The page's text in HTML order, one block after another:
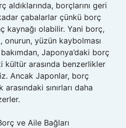
aldıklarında, borçlarını geri
çabalarlar çünkü borç
kaynağı olabilir. Yani borç,
yüzün kaybolması
Japonya’daki borç
kültür arasında benzerlikler
Ancak Japonlar, borç
sınırları daha
ve Aile Bağları